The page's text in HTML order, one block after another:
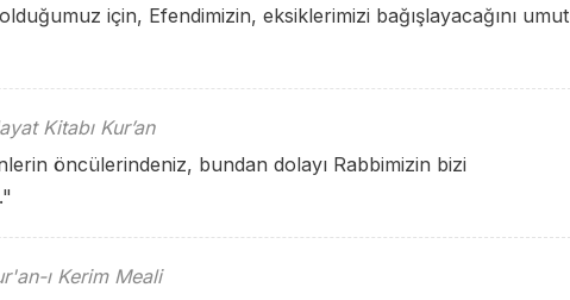
için, Efendimizin, eksiklerimizi bağışlayacağını umut
Kitabı Kur’an
öncülerindeniz, bundan dolayı Rabbimizin bizi
ı Kerim Meali